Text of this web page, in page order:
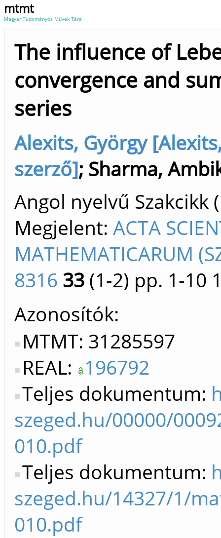
mtmt
Magyar Tudományos Művek Tára
The influence of
convergence and
series
Alexits, György
szerző]; Sharma,
Angol nyelvű
Megjelent: ACTA
MATHEMATICARUM
8316 33 (1-2) pp. 1-10
Azonosítók
MTMT: 31285597
REAL: 196792
Teljes dokumentum:
szeged.hu/00000/
010.pdf
Teljes dokumentum:
szeged.hu/14327/1/
010.pdf